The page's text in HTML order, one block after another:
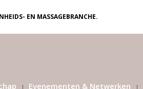
EN MASSAGEBRANCHE.
Evenementen & Netwerken